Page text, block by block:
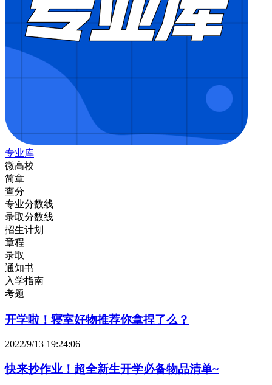
专业库
微高校
简章
查分
专业分数线
录取分数线
招生计划
章程
录取
通知书
入学指南
考题
开学啦！寝室好物推荐你拿捏了么？
2022/9/13 19:24:06
快来抄作业！超全新生开学必备物品清单~